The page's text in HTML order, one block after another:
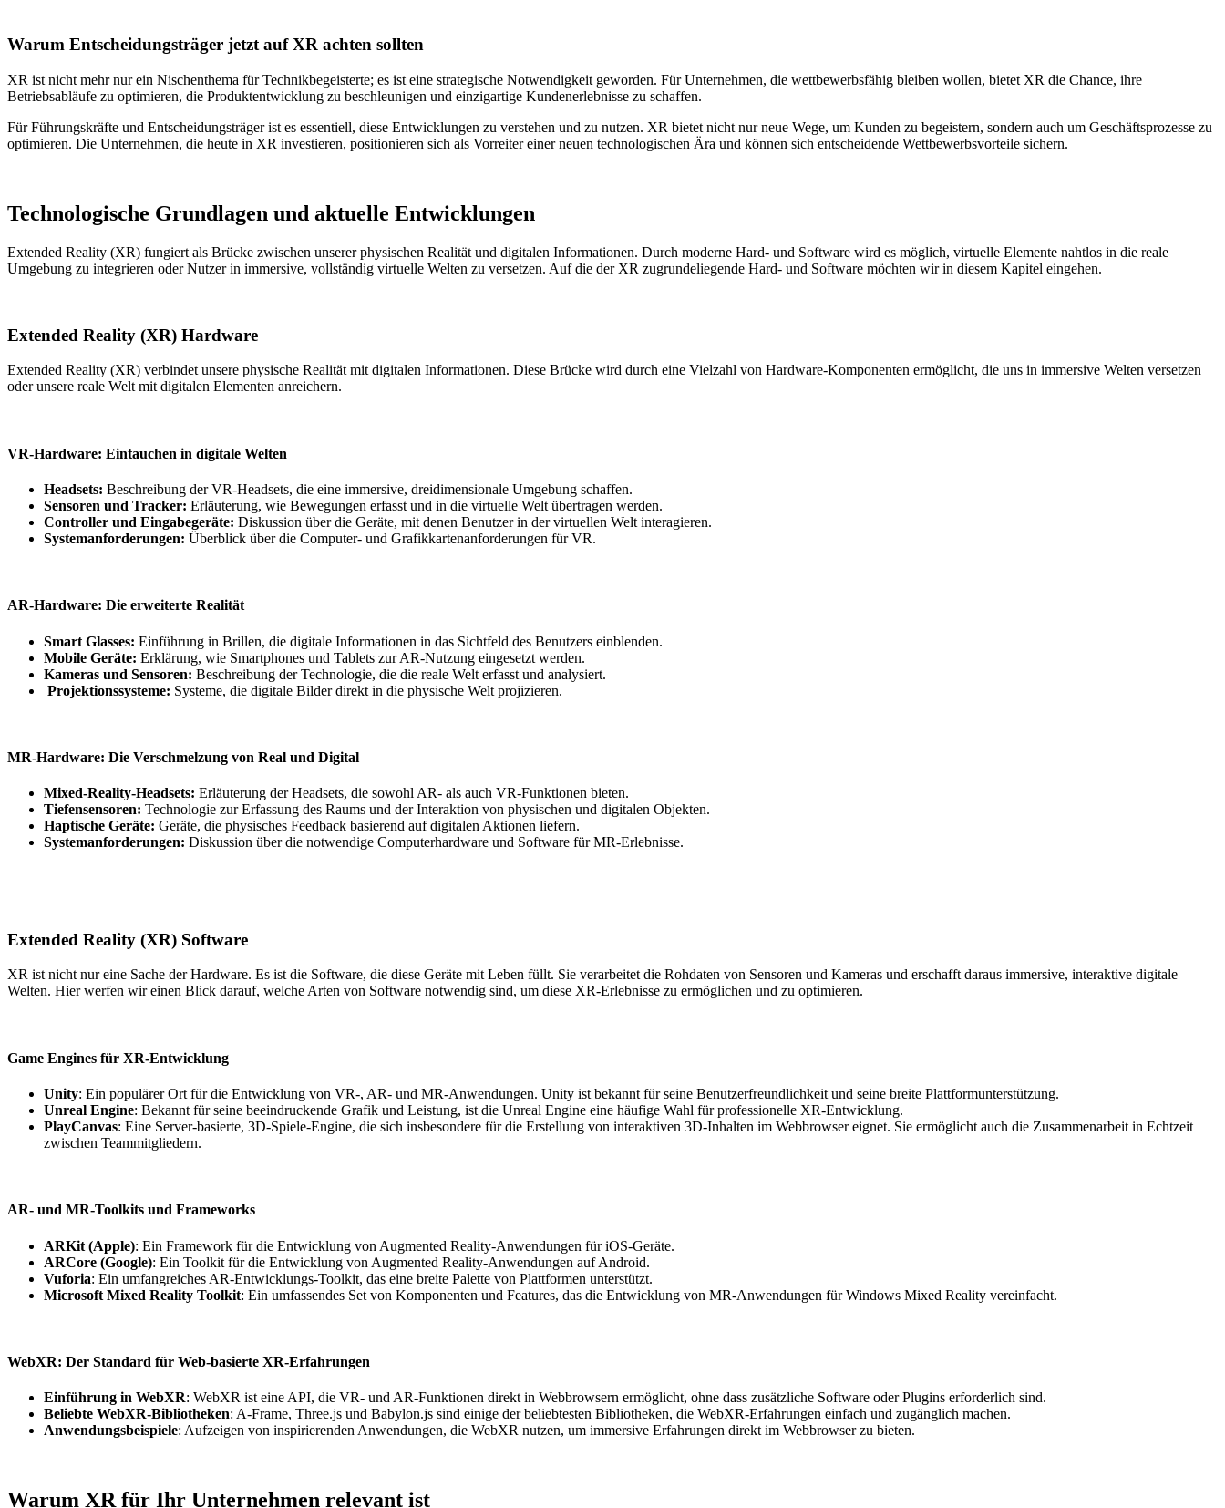
Warum Entscheidungsträger jetzt auf XR achten sollten
XR ist nicht mehr nur ein Nischenthema für Technikbegeisterte; es ist eine strategische Notwendigkeit geworden. Für Unternehmen, die wettbewerbsfähig bleiben wollen, bietet XR die Chance, ihre
Betriebsabläufe zu optimieren, die Produktentwicklung zu beschleunigen und einzigartige Kundenerlebnisse zu schaffen.
Für Führungskräfte und Entscheidungsträger ist es essentiell, diese Entwicklungen zu verstehen und zu nutzen. XR bietet nicht nur neue Wege, um Kunden zu begeistern, sondern auch um Geschäftsprozesse zu
optimieren. Die Unternehmen, die heute in XR investieren, positionieren sich als Vorreiter einer neuen technologischen Ära und können sich entscheidende Wettbewerbsvorteile sichern.
Technologische Grundlagen und aktuelle Entwicklungen
Extended Reality (XR) fungiert als Brücke zwischen unserer physischen Realität und digitalen Informationen. Durch moderne Hard- und Software wird es möglich, virtuelle Elemente nahtlos in die reale
Umgebung zu integrieren oder Nutzer in immersive, vollständig virtuelle Welten zu versetzen. Auf die der XR zugrundeliegende Hard- und Software möchten wir in diesem Kapitel eingehen.
Extended Reality (XR) Hardware
Extended Reality (XR) verbindet unsere physische Realität mit digitalen Informationen. Diese Brücke wird durch eine Vielzahl von Hardware-Komponenten ermöglicht, die uns in immersive Welten versetzen
oder unsere reale Welt mit digitalen Elementen anreichern.
VR-Hardware: Eintauchen in digitale Welten
Headsets: Beschreibung der VR-Headsets, die eine immersive, dreidimensionale Umgebung schaffen.
Sensoren und Tracker: Erläuterung, wie Bewegungen erfasst und in die virtuelle Welt übertragen werden.
Controller und Eingabegeräte: Diskussion über die Geräte, mit denen Benutzer in der virtuellen Welt interagieren.
Systemanforderungen: Überblick über die Computer- und Grafikkartenanforderungen für VR.
AR-Hardware: Die erweiterte Realität
Smart Glasses: Einführung in Brillen, die digitale Informationen in das Sichtfeld des Benutzers einblenden.
Mobile Geräte: Erklärung, wie Smartphones und Tablets zur AR-Nutzung eingesetzt werden.
Kameras und Sensoren: Beschreibung der Technologie, die die reale Welt erfasst und analysiert.
Projektionssysteme: Systeme, die digitale Bilder direkt in die physische Welt projizieren.
MR-Hardware: Die Verschmelzung von Real und Digital
Mixed-Reality-Headsets: Erläuterung der Headsets, die sowohl AR- als auch VR-Funktionen bieten.
Tiefensensoren: Technologie zur Erfassung des Raums und der Interaktion von physischen und digitalen Objekten.
Haptische Geräte: Geräte, die physisches Feedback basierend auf digitalen Aktionen liefern.
Systemanforderungen: Diskussion über die notwendige Computerhardware und Software für MR-Erlebnisse.
Extended Reality (XR) Software
XR ist nicht nur eine Sache der Hardware. Es ist die Software, die diese Geräte mit Leben füllt. Sie verarbeitet die Rohdaten von Sensoren und Kameras und erschafft daraus immersive, interaktive digitale
Welten. Hier werfen wir einen Blick darauf, welche Arten von Software notwendig sind, um diese XR-Erlebnisse zu ermöglichen und zu optimieren.
Game Engines für XR-Entwicklung
Unity: Ein populärer Ort für die Entwicklung von VR-, AR- und MR-Anwendungen. Unity ist bekannt für seine Benutzerfreundlichkeit und seine breite Plattformunterstützung.
Unreal Engine: Bekannt für seine beeindruckende Grafik und Leistung, ist die Unreal Engine eine häufige Wahl für professionelle XR-Entwicklung.
PlayCanvas: Eine Server-basierte, 3D-Spiele-Engine, die sich insbesondere für die Erstellung von interaktiven 3D-Inhalten im Webbrowser eignet. Sie ermöglicht auch die Zusammenarbeit in Echtzeit
zwischen Teammitgliedern.
AR- und MR-Toolkits und Frameworks
ARKit (Apple): Ein Framework für die Entwicklung von Augmented Reality-Anwendungen für iOS-Geräte.
ARCore (Google): Ein Toolkit für die Entwicklung von Augmented Reality-Anwendungen auf Android.
Vuforia: Ein umfangreiches AR-Entwicklungs-Toolkit, das eine breite Palette von Plattformen unterstützt.
Microsoft Mixed Reality Toolkit: Ein umfassendes Set von Komponenten und Features, das die Entwicklung von MR-Anwendungen für Windows Mixed Reality vereinfacht.
WebXR: Der Standard für Web-basierte XR-Erfahrungen
Einführung in WebXR: WebXR ist eine API, die VR- und AR-Funktionen direkt in Webbrowsern ermöglicht, ohne dass zusätzliche Software oder Plugins erforderlich sind.
Beliebte WebXR-Bibliotheken: A-Frame, Three.js und Babylon.js sind einige der beliebtesten Bibliotheken, die WebXR-Erfahrungen einfach und zugänglich machen.
Anwendungsbeispiele: Aufzeigen von inspirierenden Anwendungen, die WebXR nutzen, um immersive Erfahrungen direkt im Webbrowser zu bieten.
Warum XR für Ihr Unternehmen relevant ist